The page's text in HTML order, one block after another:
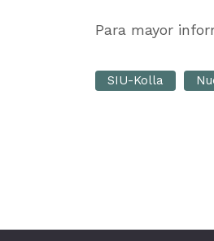
Para mayor
SIU-Kolla